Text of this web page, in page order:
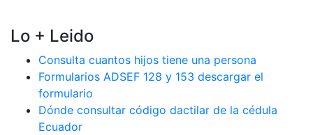
Lo + Leido
Consulta cuantos hijos tiene una persona
Formularios ADSEF 128 y 153 descargar el
formulario
Dónde consultar código dactilar de la cédula
Ecuador